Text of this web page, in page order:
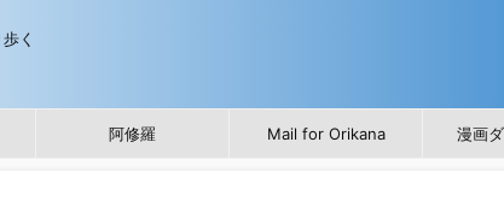
く
阿修羅 Mail for Orikana 漫画